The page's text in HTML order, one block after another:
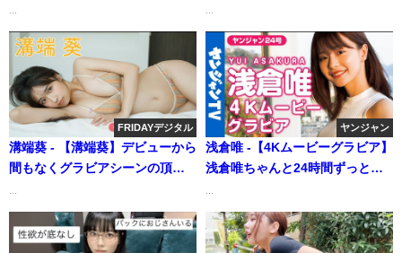
ップして堂々の帰還！＜2022年9
月前期＞～Sumire Yokono～
（2022年08月31日） | 週プレ
Channel【集英社 週刊プレイボ
ーイ公式】さんより
FRIDAYデジタル
溝端葵 - 【溝端葵】デビューから
間もなくグラビアシーンの頂点
2025) | FRIDAYデジタルさんよ
り
ヤンジャン
浅倉唯 -【4Kムービーグラビア】
浅倉唯ちゃんと24時間ずっと一
夜のデート編を最高画質で没入
密着！【メイキング】（2022年
05月12日） | ヤンジャンTV【集